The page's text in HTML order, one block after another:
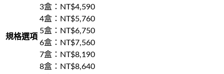
規格選項
3盒 ：NT$4,590
4盒 ：NT$5,760
5盒 ：NT$6,750
6盒 ：NT$7,560
7盒 ：NT$8,190
8盒 ：NT$8,640